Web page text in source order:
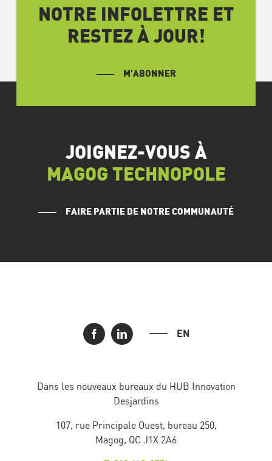
NOTRE INFOLETTRE ET
RESTEZ À JOUR!
M’ABONNER
JOIGNEZ-VOUS À
MAGOG TECHNOPOLE
FAIRE PARTIE DE NOTRE COMMUNAUTÉ
EN
Dans les nouveaux bureaux du HUB Innovation
Desjardins
107, rue Principale Ouest, bureau 250,
Magog, QC J1X 2A6